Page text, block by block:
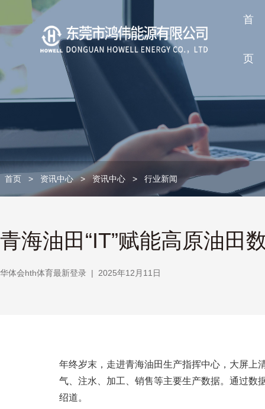
首
页
首页 > 资讯中心 > 资讯中心 > 行业新闻
青海油田“IT”赋能高原油田
华体会hth体育最新登录 | 2025年12月11日
年终岁末，走进青海油田生产指挥中心，大屏上
气、注水、加工、销售等主要生产数据。通过数
绍道。